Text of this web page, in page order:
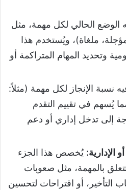
الوضع الحالي لكل مهمة، مثل
مؤجلة، ملغاة)، ويُستخدم هذا
وتحديد المهام المتراكمة أو
نسبة الإنجاز لكل مهمة (مثلاً:
50٪)، مما يُسهم في تقييم التقدم
إلى تدخل إداري أو دعم
الإدارية: يُخصص هذا الجزء
بالمهمة، مثل صعوبات
التأخير، أو اقتراحات لتحسين